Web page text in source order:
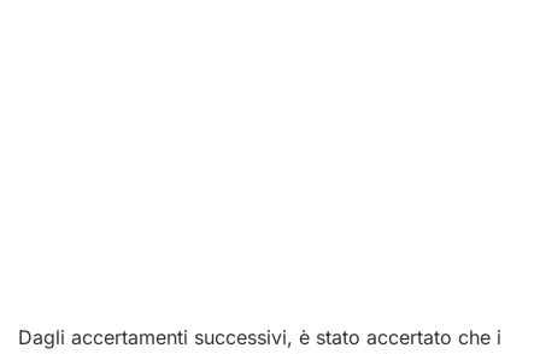
Dagli accertamenti successivi, è stato accertato che i